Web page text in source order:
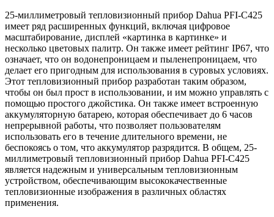
25-миллиметровый тепловизионный прибор Dahua PFI-C425
имеет ряд расширенных функций, включая цифровое
масштабирование, дисплей «картинка в картинке» и
несколько цветовых палитр. Он также имеет рейтинг IP67, что
означает, что он водонепроницаем и пыленепроницаем, что
делает его пригодным для использования в суровых условиях.
Этот тепловизионный прибор разработан таким образом,
чтобы он был прост в использовании, и им можно управлять с
помощью простого джойстика. Он также имеет встроенную
аккумуляторную батарею, которая обеспечивает до 6 часов
непрерывной работы, что позволяет пользователям
использовать его в течение длительного времени, не
беспокоясь о том, что аккумулятор разрядится. В общем, 25-
миллиметровый тепловизионный прибор Dahua PFI-C425
является надежным и универсальным тепловизионным
устройством, обеспечивающим высококачественные
тепловизионные изображения в различных областях
применения.